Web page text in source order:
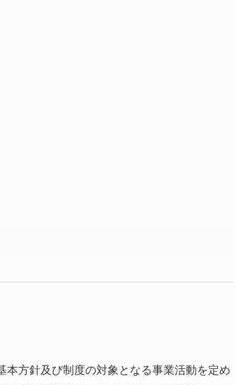
方針及び制度の対象となる事業活動を定め